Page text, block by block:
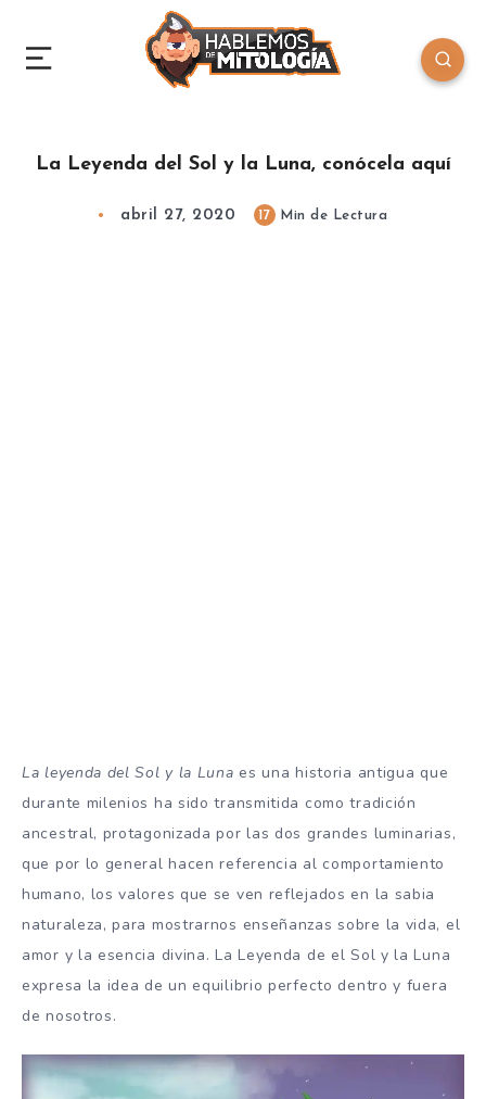
La Leyenda del Sol y la Luna, conócela aquí
abril 27, 2020 17 Min de Lectura
La leyenda del Sol y la Luna es una historia antigua que
durante milenios ha sido transmitida como tradición
ancestral, protagonizada por las dos grandes luminarias,
que por lo general hacen referencia al comportamiento
humano, los valores que se ven reflejados en la sabia
naturaleza, para mostrarnos enseñanzas sobre la vida, el
amor y la esencia divina. La Leyenda de el Sol y la Luna
expresa la idea de un equilibrio perfecto dentro y fuera
de nosotros.